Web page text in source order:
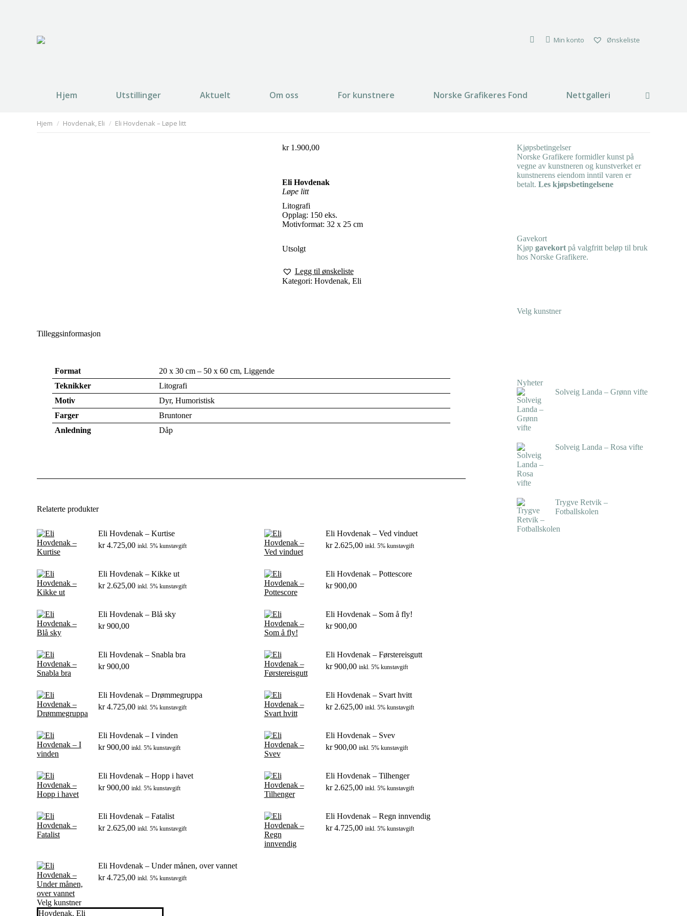
Min konto Ønskeliste
Hjem Utstillinger Aktuelt Om oss For kunstnere Norske Grafikeres Fond Nettgalleri Search:
You are here:
Hjem Hovdenak, Eli Eli Hovdenak – Løpe litt
Velg kunstner
kr1.900,00
Eli Hovdenak
Løpe litt
Litografi
Opplag: 150 eks.
Motivformat: 32 x 25 cm
Utsolgt
Legg til ønskeliste
Kategori: Hovdenak, Eli
Tilleggsinformasjon
Format
20 x 30 cm – 50 x 60 cm, Liggende
Teknikker
Litografi
Motiv
Dyr, Humoristisk
Farger
Bruntoner
Anledning
Dåp
Relaterte produkter
Eli Hovdenak – Kurtise
kr4.725,00 inkl. 5% kunstavgift
Eli Hovdenak – Ved vinduet
kr2.625,00 inkl. 5% kunstavgift
Eli Hovdenak – Kikke ut
kr2.625,00 inkl. 5% kunstavgift
Eli Hovdenak – Pottescore
kr900,00
Eli Hovdenak – Blå sky
kr900,00
Eli Hovdenak – Som å fly!
kr900,00
Eli Hovdenak – Snabla bra
kr900,00
Eli Hovdenak – Førstereisgutt
kr900,00 inkl. 5% kunstavgift
Eli Hovdenak – Drømmegruppa
kr4.725,00 inkl. 5% kunstavgift
Eli Hovdenak – Svart hvitt
kr2.625,00 inkl. 5% kunstavgift
Eli Hovdenak – I vinden
kr900,00 inkl. 5% kunstavgift
Eli Hovdenak – Svev
kr900,00 inkl. 5% kunstavgift
Eli Hovdenak – Hopp i havet
kr900,00 inkl. 5% kunstavgift
Eli Hovdenak – Tilhenger
kr2.625,00 inkl. 5% kunstavgift
Eli Hovdenak – Fatalist
kr2.625,00 inkl. 5% kunstavgift
Eli Hovdenak – Regn innvendig
kr4.725,00 inkl. 5% kunstavgift
Eli Hovdenak – Under månen, over vannet
kr4.725,00 inkl. 5% kunstavgift
Kjøpsbetingelser
Norske Grafikere formidler kunst på
vegne av kunstneren og kunstverket er
kunstnerens eiendom inntil varen er
betalt. Les kjøpsbetingelsene
Gavekort
Kjøp gavekort på valgfritt beløp til bruk
hos Norske Grafikere.
Velg kunstner
Nyheter
Solveig Landa – Grønn vifte
Solveig Landa – Rosa vifte
Trygve Retvik –
Fotballskolen